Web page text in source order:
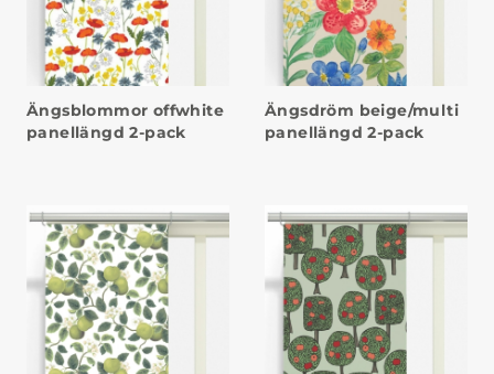
Ängsblommor offwhite
panellängd 2-pack
Ängsdröm beige/multi
panellängd 2-pack